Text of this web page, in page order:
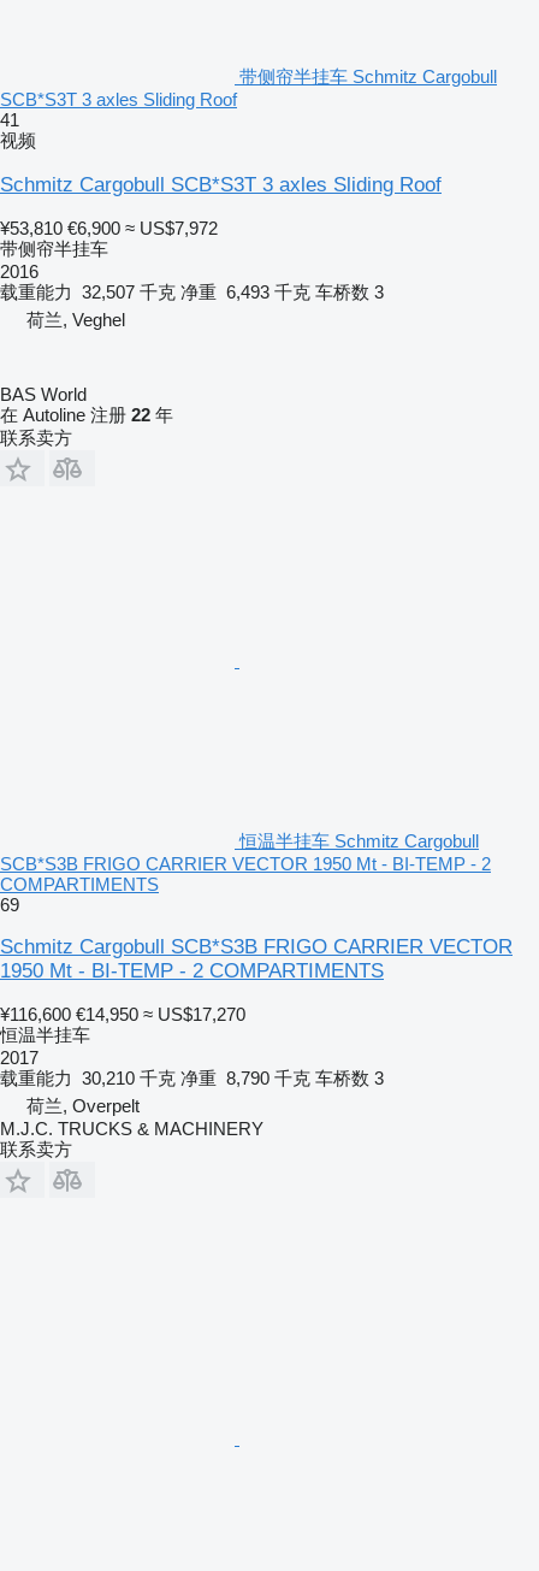
带侧帘半挂车 Schmitz Cargobull
SCB*S3T 3 axles Sliding Roof
41
视频
Schmitz Cargobull SCB*S3T 3 axles Sliding Roof
¥53,810 €6,900 ≈ US$7,972
带侧帘半挂车
2016
载重能力 32,507 千克 净重 6,493 千克 车桥数 3
荷兰, Veghel
BAS World
在 Autoline 注册 22 年
联系卖方
恒温半挂车 Schmitz Cargobull
SCB*S3B FRIGO CARRIER VECTOR 1950 Mt - BI-TEMP - 2
COMPARTIMENTS
69
Schmitz Cargobull SCB*S3B FRIGO CARRIER VECTOR
1950 Mt - BI-TEMP - 2 COMPARTIMENTS
¥116,600 €14,950 ≈ US$17,270
恒温半挂车
2017
载重能力 30,210 千克 净重 8,790 千克 车桥数 3
荷兰, Overpelt
M.J.C. TRUCKS & MACHINERY
联系卖方